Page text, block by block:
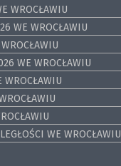
WROCŁAWIU
WE WROCŁAWIU
WE WROCŁAWIU
WROCŁAWIU
WE WROCŁAWIU